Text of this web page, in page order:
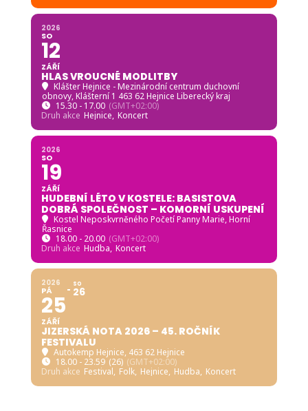
2026
SO
12
ZÁŘÍ
HLAS VROUCNÉ MODLITBY
Klášter Hejnice - Mezinárodní centrum duchovní
obnovy, Klášterní 1 463 62 Hejnice Liberecký kraj
15.30 - 17.00 (GMT+02:00)
Druh akce Hejnice, Koncert
2026
SO
19
ZÁŘÍ
HUDEBNÍ LÉTO V KOSTELE: BASISTOVA
DOBRÁ SPOLEČNOST – KOMORNÍ USKUPENÍ
Kostel Neposkvrněného Početí Panny Marie, Horní
Řasnice
18.00 - 20.00 (GMT+02:00)
Druh akce Hudba, Koncert
2026
PÁ
25
ZÁŘÍ
SO
26
JIZERSKÁ NOTA 2026 – 45. ROČNÍK
FESTIVALU
Autokemp Hejnice, 463 62 Hejnice
18.00 - 23.59 (26) (GMT+02:00)
Druh akce Festival, Folk, Hejnice, Hudba, Koncert